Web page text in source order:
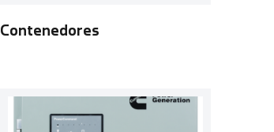
Contenedores